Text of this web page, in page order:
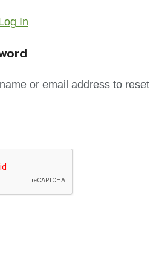
In
or email address to reset